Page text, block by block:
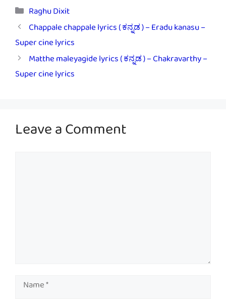
Categories
Raghu Dixit
Chappale chappale lyrics ( ಕನ್ನಡ ) – Eradu kanasu –
Super cine lyrics
Matthe maleyagide lyrics ( ಕನ್ನಡ ) – Chakravarthy –
Super cine lyrics
Leave a Comment
Name